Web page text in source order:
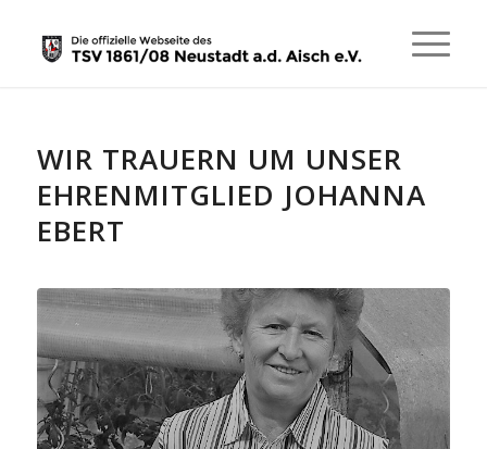
WIR TRAUERN UM UNSER
EHRENMITGLIED JOHANNA
EBERT